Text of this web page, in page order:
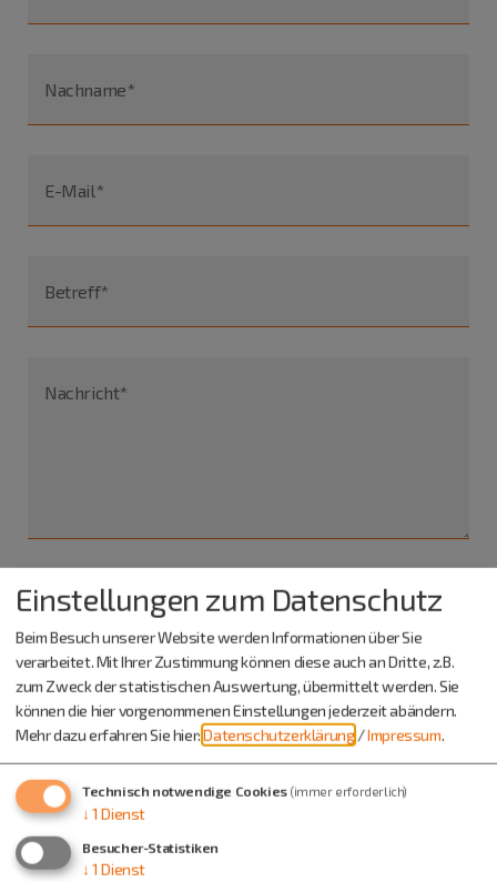
Nachname*
E-Mail*
Betreff*
Nachricht*
Ich habe die Datenschutzerklärung gelesenund bin
Absenden
*) Pflichtfeld
Eine Kopie dieser E-Mail wird an Ihre Adresse verschickt.
Einstellungen zum Datenschutz
Beim Besuch unserer Website werden Informationen über Sie
verarbeitet. Mit Ihrer Zustimmung können diese auch an Dritte, z.B.
zum Zweck der statistischen Auswertung, übermittelt werden. Sie
können die hier vorgenommenen Einstellungen jederzeit abändern.
Mehr dazu erfahren Sie hier:Datenschutzerklärung /Impressum.
Technisch notwendige Cookies (immer erforderlich)
↓ 1 Dienst
Besucher-Statistiken
↓ 1 Dienst